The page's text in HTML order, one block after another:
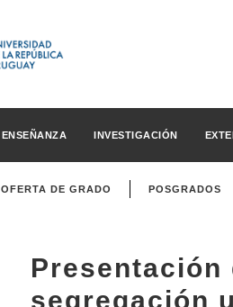
ENSEÑANZA INVESTIGACIÓN
OFERTA DE GRADO POSGRADOS
Presentación
segregación